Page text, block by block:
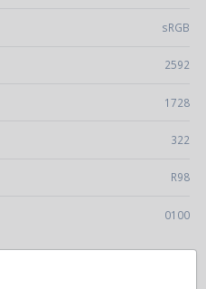
sRGB
2592
1728
322
R98
0100